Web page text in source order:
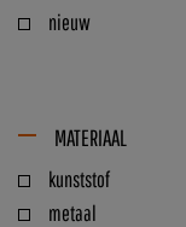
nieuw
MATERIAAL
kunststof
metaal